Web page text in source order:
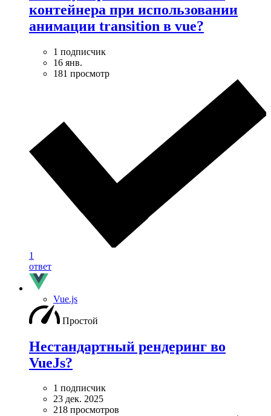
контейнера при использовании
анимации transition в vue?
1 подписчик
16 янв.
181 просмотр
1
ответ
Vue.js
Простой
Нестандартный рендеринг во
VueJs?
1 подписчик
23 дек. 2025
218 просмотров